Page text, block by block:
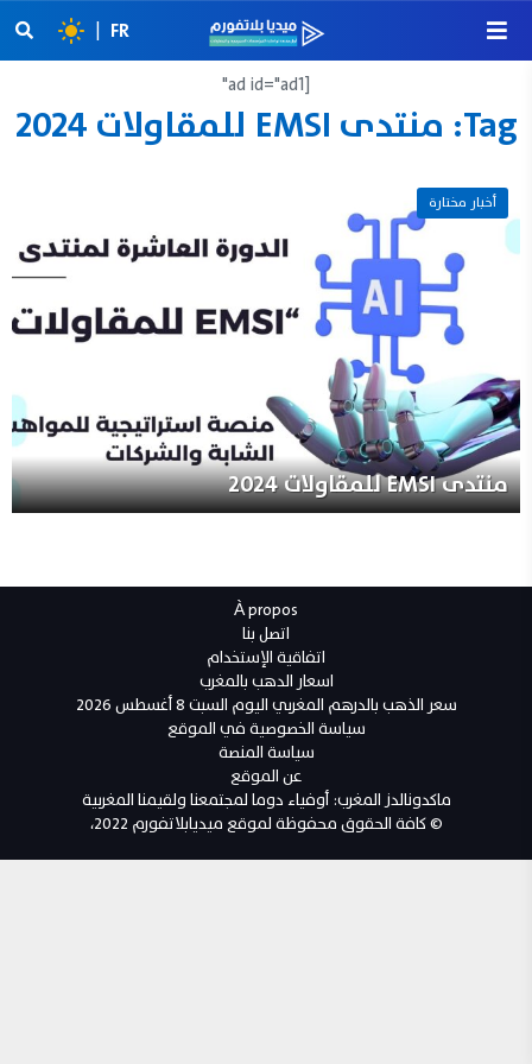
FR
|
[ad id="ad1"
Tag: منتدى EMSI للمقاولات 2024
أخبار مختارة
منتدى EMSI للمقاولات 2024
© كافة الحقوق محفوظة لموقع ميديابلاتفورم 2022،
À propos
اتصل بنا
اتفاقية الإستخدام
اسعار الدهب بالمغرب
سعر الذهب بالدرهم المغربي اليوم السبت 8 أغسطس 2026
سياسة الخصوصية في الموقع
سياسة المنصة
عن الموقع
ماكدونالدز المغرب: أوفياء دوما لمجتمعنا ولقيمنا المغربية